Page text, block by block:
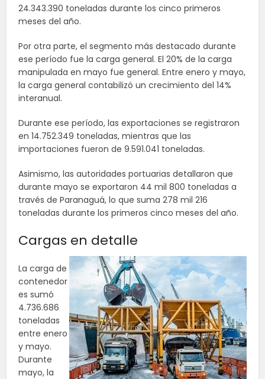
24.343.390 toneladas durante los cinco primeros
meses del año.
Por otra parte, el segmento más destacado durante
ese período fue la carga general. El 20% de la carga
manipulada en mayo fue general. Entre enero y mayo,
la carga general contabilizó un crecimiento del 14%
interanual.
Durante ese período, las exportaciones se registraron
en 14.752.349 toneladas, mientras que las
importaciones fueron de 9.591.041 toneladas.
Asimismo, las autoridades portuarias detallaron que
durante mayo se exportaron 44 mil 800 toneladas a
través de Paranaguá, lo que suma 278 mil 216
toneladas durante los primeros cinco meses del año.
Cargas en detalle
La carga de
contenedor
es sumó
4.736.686
toneladas
entre enero
y mayo.
Durante
mayo, la